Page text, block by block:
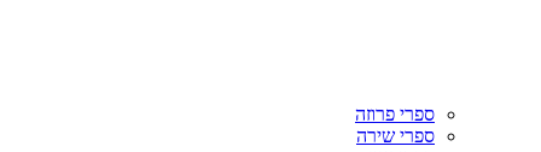
ספרי פרוזה
ספרי שירה